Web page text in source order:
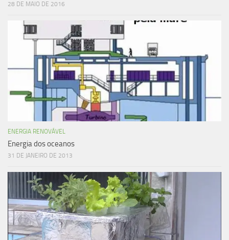
28 DE MAIO DE 2016
ENERGIA RENOVÁVEL
Energia dos oceanos
31 DE JANEIRO DE 2013